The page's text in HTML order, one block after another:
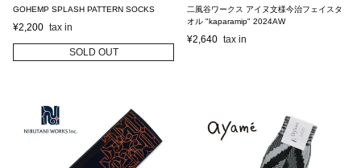
GOHEMP SPLASH PATTERN SOCKS
¥2,200
SOLD OUT
二風谷ワークス アイヌ文様今治フェイスタ
オル "kaparamip" 2024AW
¥2,640